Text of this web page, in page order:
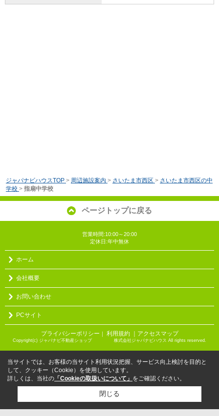
ジャパナビハウスTOP > 周辺施設案内 > さいたま市西区 > さいたま市西区の中
学校 > 指扇中学校
ページトップに戻る
営業時間:10:00～20:00
定休日:年中無休
ホーム
会社概要
お問い合わせ
PCサイト
プライバシーポリシー ｜ 利用規約 ｜アクセスマップ
Copyright(c) ジャパナビ不動産ショップ 株式会社ジャパナビハウス All rights reserved.
当サイトでは、お客様の当サイト利用状況把握、サービス向上検討を目的と
して、クッキー（Cookie）を使用しています。
詳しくは、当社の 「Cookieの取扱いについて」 をご確認ください。
閉じる